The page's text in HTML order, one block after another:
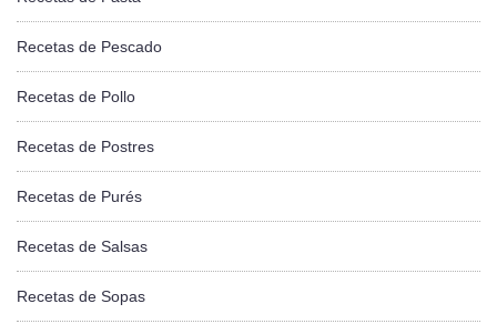
Recetas de Pescado
Recetas de Pollo
Recetas de Postres
Recetas de Purés
Recetas de Salsas
Recetas de Sopas